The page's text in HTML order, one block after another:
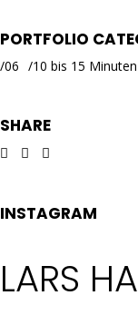
PORTFOLIO
06 10 bis 15 Minuten
SHARE
INSTAGRAM
LARS